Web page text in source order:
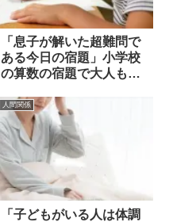
「息子が解いた超難問で
ある今日の宿題」小学校
の算数の宿題で大人も悩
人間関係
「子どもがいる人は体調